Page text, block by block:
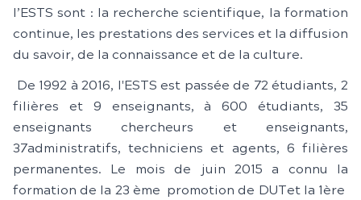
l’ESTS sont : la recherche scientifique, la formation
continue, les prestations des services et la diffusion
du savoir, de la connaissance et de la culture.
De 1992 à 2016, l'ESTS est passée de 72 étudiants, 2
filières et 9 enseignants, à 600 étudiants, 35
enseignants chercheurs et enseignants,
37administratifs, techniciens et agents, 6 filières
permanentes. Le mois de juin 2015 a connu la
formation de la 23 ème promotion de DUTet la 1ère